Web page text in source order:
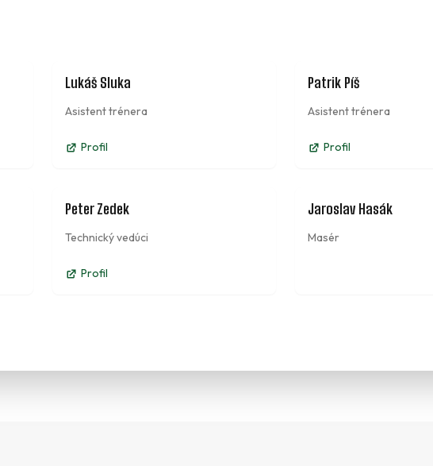
Lukáš Sluka
Asistent trénera
Profil
Patrik Píš
Asistent trénera
Profil
Peter Zedek
Technický vedúci
Profil
Jaroslav Hasák
Masér